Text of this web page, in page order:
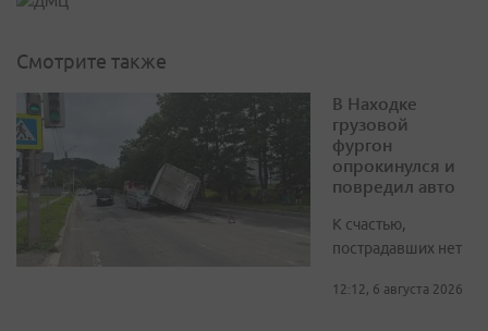
Смотрите также
В Находке
грузовой
фургон
опрокинулся и
повредил авто
К счастью,
пострадавших нет
12:12, 6 августа 2026